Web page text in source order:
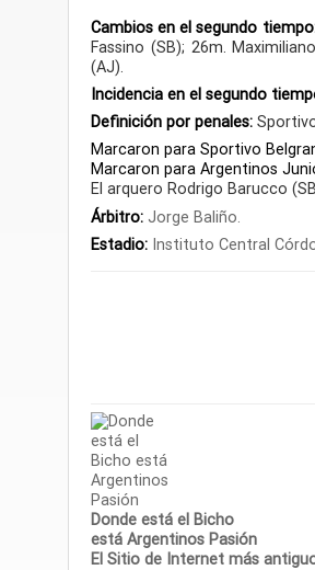
Cambios en el segundo
Fassino (SB); 26m.
(AJ).
Incidencia en el segundo
Definición por penales:
Marcaron para Sportivo
Marcaron para Argentinos
El arquero Rodrigo Barucco
Árbitro: Jorge Baliño.
Estadio: Instituto Central
Donde está el Bicho
está Argentinos Pasión
El Sitio de Internet más